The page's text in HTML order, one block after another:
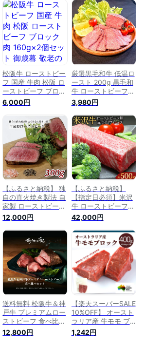
肉 ローストビーフ
カレー 塊肉 スター
ゼン オージー・ビー
フ ブロック肉 パー
ティ ひなまつり 手
作り ローストビーフ
母の日 ローストビー
フ 国産 肉 冷凍 黒毛
和牛 ももブロック
牛もも肉 ブロック
赤身肉 高級肉 ギフ
ト a4ランク a5ラン
ク 和牛 塊 肉 希少部
位 ローストビーフ丼
お取り寄せグルメ
松阪牛 ローストビー
フ 国産 牛肉 松阪 ロ
ーストビーフ ブロッ
ク肉 160g×2個セッ
ト 御歳暮 敬老の日
お歳暮 御歳暮 ソー
ス付属 ローストビー
フ丼 肉寿司 お取り
寄せ お肉ギフト ロ
ースト ビーフ 国産
冷凍
6,000円
厳選黒毛和牛 低温ロ
ースト 200g 黒毛和
牛 ローストビーフ
冷凍 ギフト 和牛 国
産牛 内祝い 和牛ロ
ーストビーフ 冷凍
楽天市場 ローストビ
ーフ用 牛肉 ブロッ
ク 肉 スライス 黒毛
和牛ローストビーフ
高級肉 お中元 父の
日
3,980円
【ふるさと納税】 独
自の直火焼き製法 自
家製 ローストビーフ
300g 【 国産 牛肉
ローストビーフ 赤身
肉 ブロック 牛肉 京
丹波 いづつ屋 】
12,000円
【ふるさと納税】
【指定日必須】米沢
牛 ローストビーフ用
赤身肉 ブロック 約
500g（成形済）牛
肉 ブランド牛 和牛
肉 お肉 赤身 ブロッ
ク肉 ローストビーフ
冷蔵 山形県産 白鷹
町 送料無料
42,000円
送料無料 松阪牛＆神
戸牛 プレミアムロー
ストビーフ 食べ比べ
ギフトセット 特製ソ
ース付/ボトル お取
12,800円
【楽天スーパーSALE
10%OFF】 オースト
ラリア産 牛モモ ブ
ロック 400g 冷凍 豪
州産 牛肉 牛 もも肉
1,242円